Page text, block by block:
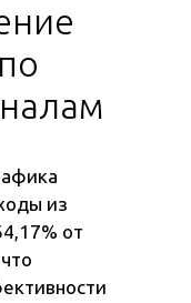
из
от